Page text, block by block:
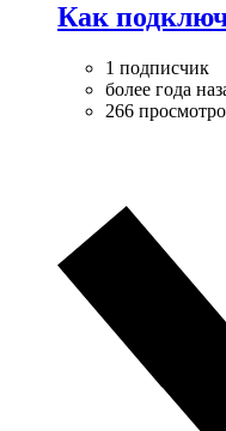
Как
1 подписчик
более года
266